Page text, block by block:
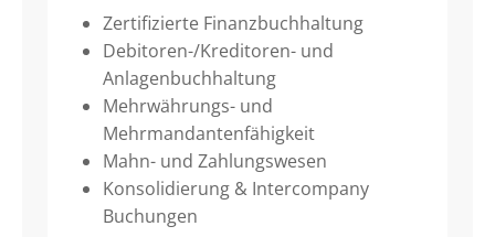
Zertifizierte Finanzbuchhaltung
Debitoren-/Kreditoren- und
Anlagenbuchhaltung
Mehrwährungs- und
Mehrmandantenfähigkeit
Mahn- und Zahlungswesen
Konsolidierung & Intercompany
Buchungen